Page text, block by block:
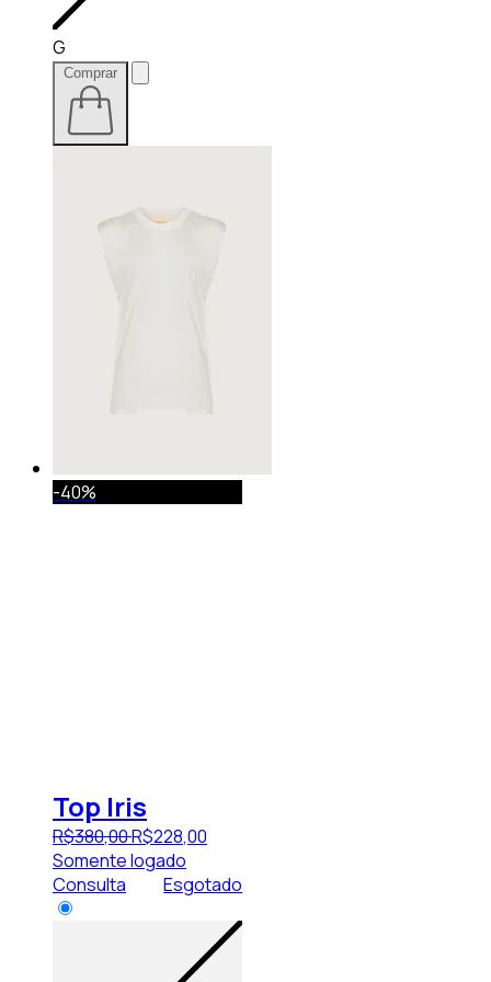
G
Comprar
-40%
Top Iris
R$380,00R$228,00
Somente logado
Consulta
Esgotado